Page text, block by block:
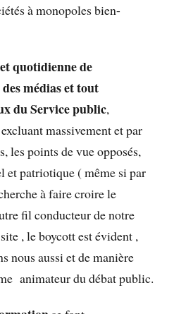
à monopoles bien-
quotidienne de
médias et tout
du Service public,
massivement et par
les points de vue opposés,
et patriotique ( même si par
à faire croire le
fil conducteur de notre
, le boycott est évident ,
nous aussi et de manière
animateur du débat public.